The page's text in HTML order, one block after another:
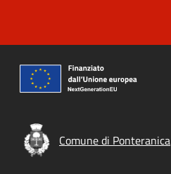
Comune di Ponteranica